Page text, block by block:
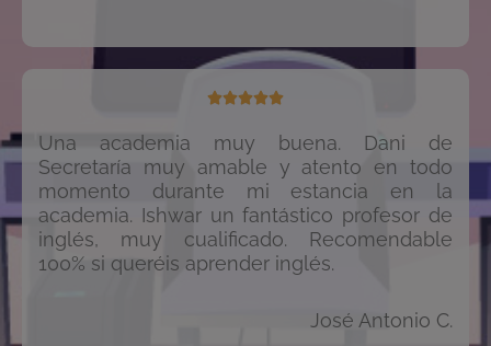

Una academia muy buena. Dani de
Secretaría muy amable y atento en todo
momento durante mi estancia en la
academia. Ishwar un fantástico profesor de
inglés, muy cualificado. Recomendable
100% si queréis aprender inglés.
José Antonio C.